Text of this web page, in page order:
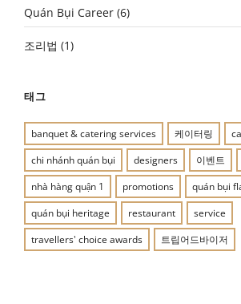
Quán Bụi Career (6)
조리법 (1)
태그
banquet & catering services 케이터링
chi nhánh quán bụi
designers 이벤트
nhà hàng quận 1
promotions
quán bụi
quán bụi heritage
restaurant
service
travellers' choice awards
트립어드바이저